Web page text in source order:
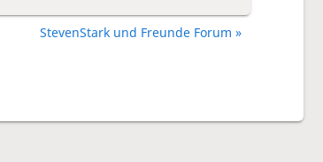
StevenStark und Freunde Forum »